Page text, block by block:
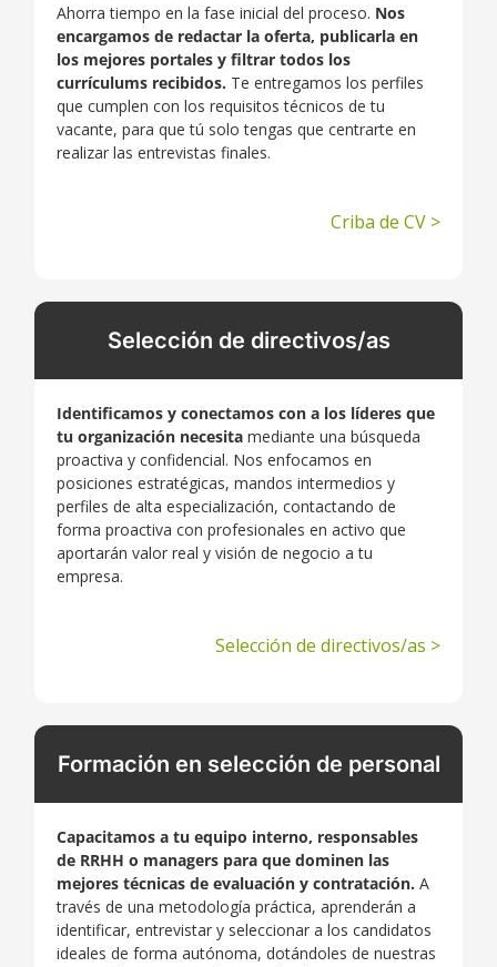
Ahorra tiempo en la fase inicial del proceso. Nos
encargamos de redactar la oferta, publicarla en
los mejores portales y filtrar todos los
currículums recibidos. Te entregamos los perfiles
que cumplen con los requisitos técnicos de tu
vacante, para que tú solo tengas que centrarte en
realizar las entrevistas finales.
Criba de CV >
Selección de directivos/as
Identificamos y conectamos con a los líderes que
tu organización necesitamediante una búsqueda
proactiva y confidencial. Nos enfocamos en
posiciones estratégicas, mandos intermedios y
perfiles de alta especialización, contactando de
forma proactiva con profesionales en activo que
aportarán valor real y visión de negocio a tu
empresa.
Selección de directivos/as >
Formación en selección de personal
Capacitamos a tu equipo interno, responsables
de RRHH o managers para que dominen las
mejores técnicas de evaluación y contratación. A
través de una metodología práctica, aprenderán a
identificar, entrevistar y seleccionar a los candidatos
ideales de forma autónoma, dotándoles de nuestras